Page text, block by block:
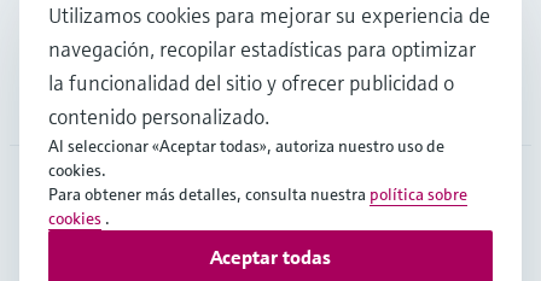
Soporte
ARG
Utilizamos cookies para mejorar su experiencia de
navegación, recopilar estadísticas para optimizar
la funcionalidad del sitio y ofrecer publicidad o
contenido personalizado.
Al seleccionar «Aceptar todas», autoriza nuestro uso de
cookies.
Para obtener más detalles, consulta nuestra política sobre
cookies .
Aceptar todas